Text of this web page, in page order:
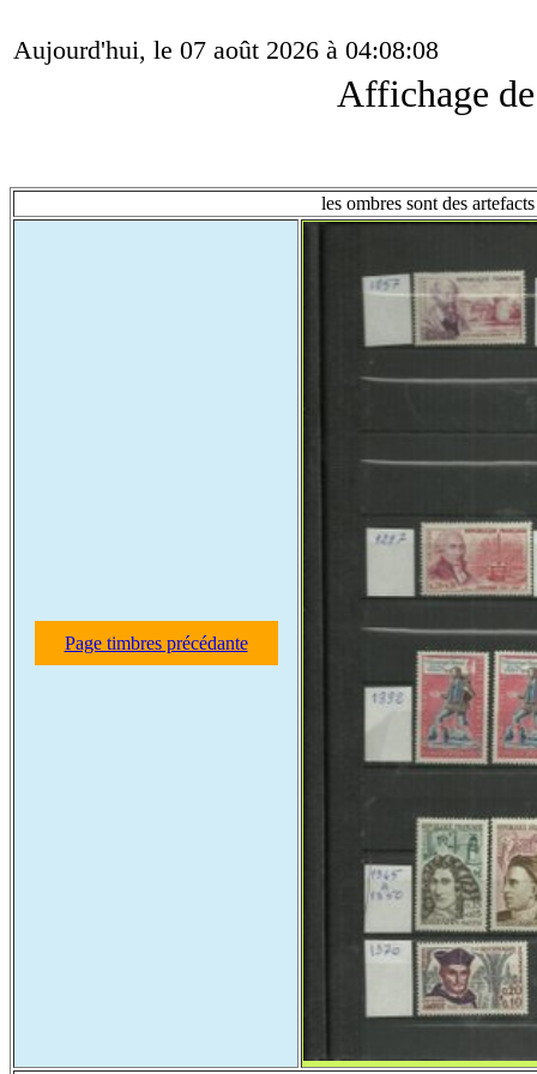
Aujourd'hui, le 07 août 2026 à 04:08:08
Affichage
les ombres sont des
Page timbres précédante